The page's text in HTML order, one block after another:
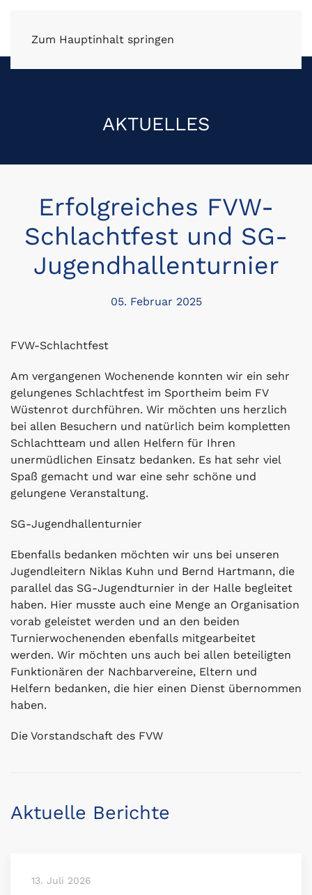
Zum Hauptinhalt springen
AKTUELLES
Erfolgreiches FVW-
Schlachtfest und SG-
Jugendhallenturnier
05. Februar 2025
FVW-Schlachtfest
Am vergangenen Wochenende konnten wir ein sehr
gelungenes Schlachtfest im Sportheim beim FV
Wüstenrot durchführen. Wir möchten uns herzlich
bei allen Besuchern und natürlich beim kompletten
Schlachtteam und allen Helfern für Ihren
unermüdlichen Einsatz bedanken. Es hat sehr viel
Spaß gemacht und war eine sehr schöne und
gelungene Veranstaltung.
SG-Jugendhallenturnier
Ebenfalls bedanken möchten wir uns bei unseren
Jugendleitern Niklas Kuhn und Bernd Hartmann, die
parallel das SG-Jugendturnier in der Halle begleitet
haben. Hier musste auch eine Menge an Organisation
vorab geleistet werden und an den beiden
Turnierwochenenden ebenfalls mitgearbeitet
werden. Wir möchten uns auch bei allen beteiligten
Funktionären der Nachbarvereine, Eltern und
Helfern bedanken, die hier einen Dienst übernommen
haben.
Die Vorstandschaft des FVW
Aktuelle Berichte
13. Juli 2026